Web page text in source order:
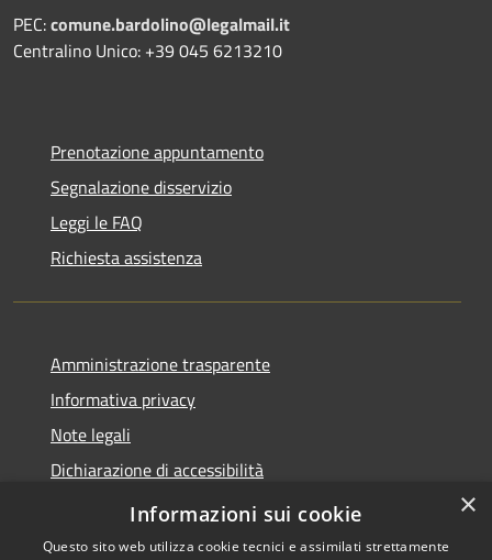
PEC:comune.bardolino@legalmail.it
Centralino Unico: +39 045 6213210
Prenotazione appuntamento
Segnalazione disservizio
Leggi le FAQ
Richiesta assistenza
Amministrazione trasparente
Informativa privacy
Note legali
Dichiarazione di accessibilità
Link app municipium
×
Informazioni sui cookie
Questo sito web utilizza cookie tecnici e assimilati strettamente